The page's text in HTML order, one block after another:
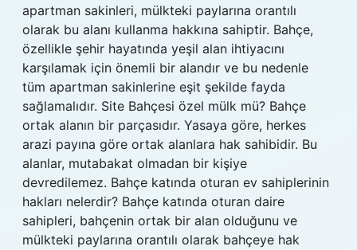
apartman sakinleri, mülkteki paylarına orantılı
olarak bu alanı kullanma hakkına sahiptir. Bahçe,
özellikle şehir hayatında yeşil alan ihtiyacını
karşılamak için önemli bir alandır ve bu nedenle
tüm apartman sakinlerine eşit şekilde fayda
sağlamalıdır. Site Bahçesi özel mülk mü? Bahçe
ortak alanın bir parçasıdır. Yasaya göre, herkes
arazi payına göre ortak alanlara hak sahibidir. Bu
alanlar, mutabakat olmadan bir kişiye
devredilemez. Bahçe katında oturan ev sahiplerinin
hakları nelerdir? Bahçe katında oturan daire
sahipleri, bahçenin ortak bir alan olduğunu ve
mülkteki paylarına orantılı olarak bahçeye hak